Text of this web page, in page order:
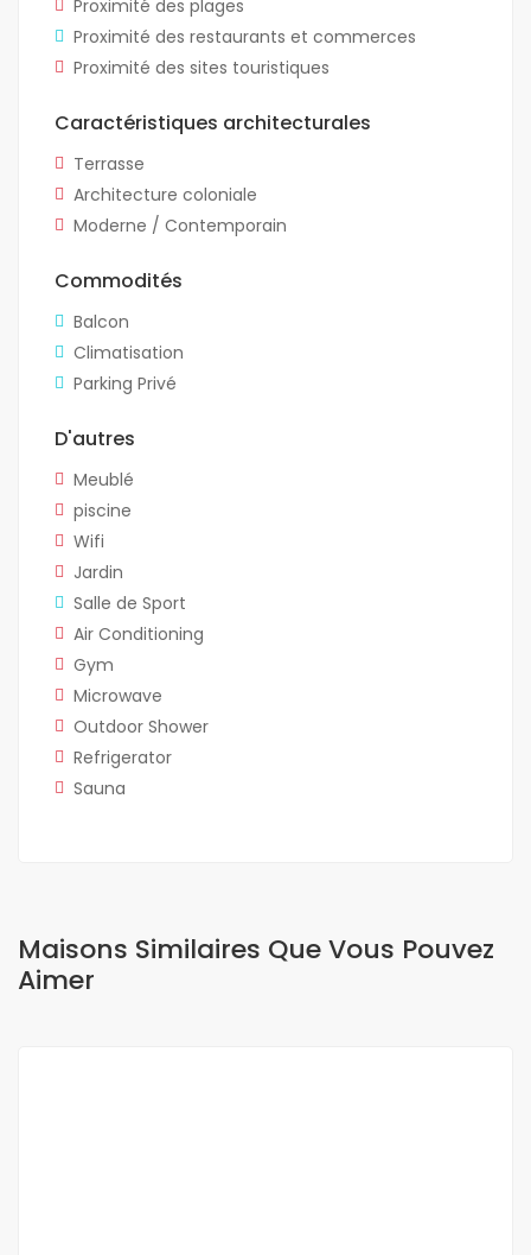
Proximité des plages
Proximité des restaurants et commerces
Proximité des sites touristiques
Caractéristiques architecturales
Terrasse
Architecture coloniale
Moderne / Contemporain
Commodités
Balcon
Climatisation
Parking Privé
D'autres
Meublé
piscine
Wifi
Jardin
Salle de Sport
Air Conditioning
Gym
Microwave
Outdoor Shower
Refrigerator
Sauna
Maisons Similaires Que Vous Pouvez
Aimer